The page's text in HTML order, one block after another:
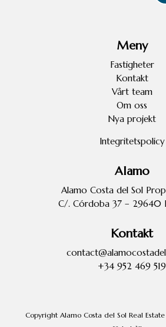
Meny
Fastigheter
Kontakt
Vårt team
Om oss
Nya projekt
Integritetspolicy
Alamo
Alamo Costa del Sol
C/. Córdoba 37 – 29640
Kontakt
+34 952 469 519
Copyright Alamo Costa del Sol Real